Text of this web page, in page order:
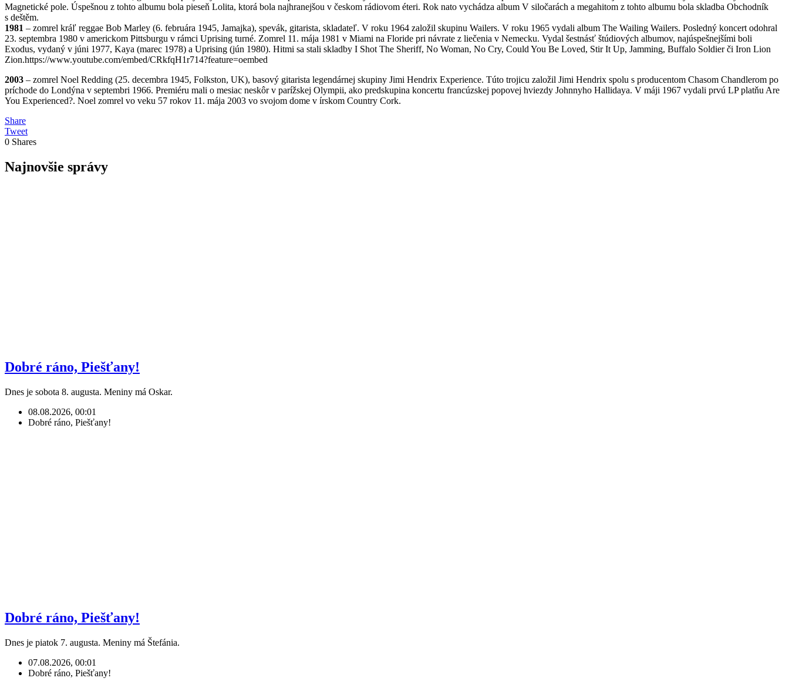
Magnetické pole. Úspešnou z tohto albumu bola pieseň Lolita, ktorá bola najhranejšou v českom rádiovom éteri. Rok nato vychádza album V siločarách a megahitom z tohto albumu bola skladba Obchodník
s deštěm.
1981 – zomrel kráľ reggae Bob Marley (6. februára 1945, Jamajka), spevák, gitarista, skladateľ. V roku 1964 založil skupinu Wailers. V roku 1965 vydali album The Wailing Wailers. Posledný koncert odohral
23. septembra 1980 v americkom Pittsburgu v rámci Uprising turné. Zomrel 11. mája 1981 v Miami na Floride pri návrate z liečenia v Nemecku. Vydal šestnásť štúdiových albumov, najúspešnejšími boli
Exodus, vydaný v júni 1977, Kaya (marec 1978) a Uprising (jún 1980). Hitmi sa stali skladby I Shot The Sheriff, No Woman, No Cry, Could You Be Loved, Stir It Up, Jamming, Buffalo Soldier či Iron Lion
Zion.https://www.youtube.com/embed/CRkfqH1r714?feature=oembed
2003 – zomrel Noel Redding (25. decembra 1945, Folkston, UK), basový gitarista legendárnej skupiny Jimi Hendrix Experience. Túto trojicu založil Jimi Hendrix spolu s producentom Chasom Chandlerom po
príchode do Londýna v septembri 1966. Premiéru mali o mesiac neskôr v parížskej Olympii, ako predskupina koncertu francúzskej popovej hviezdy Johnnyho Hallidaya. V máji 1967 vydali prvú LP platňu Are
You Experienced?. Noel zomrel vo veku 57 rokov 11. mája 2003 vo svojom dome v írskom Country Cork.
Share
Tweet
0 Shares
Najnovšie správy
Dobré ráno, Piešťany!
Dnes je sobota 8. augusta. Meniny má Oskar.
08.08.2026, 00:01
Dobré ráno, Piešťany!
Dobré ráno, Piešťany!
Dnes je piatok 7. augusta. Meniny má Štefánia.
07.08.2026, 00:01
Dobré ráno, Piešťany!